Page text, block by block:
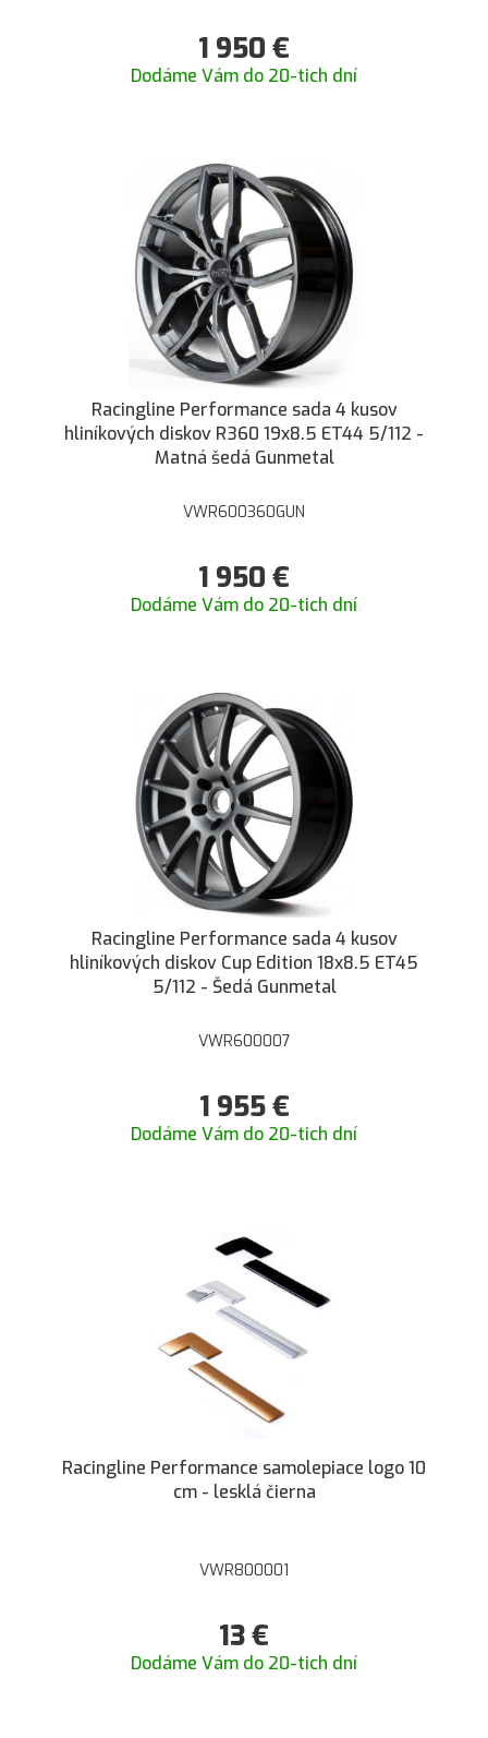
1 950 €
Dodáme Vám do 20-tich dní
Racingline Performance sada 4 kusov
hliníkových diskov R360 19x8.5 ET44 5/112 -
Matná šedá Gunmetal
VWR600360GUN
1 950 €
Dodáme Vám do 20-tich dní
Racingline Performance sada 4 kusov
hliníkových diskov Cup Edition 18x8.5 ET45
5/112 - Šedá Gunmetal
VWR600007
1 955€
Dodáme Vám do 20-tich dní
Racingline Performance samolepiace logo 10
cm - lesklá čierna
VWR800001
13€
Dodáme Vám do 20-tich dní